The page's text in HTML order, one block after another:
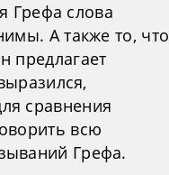
Грефа слова
А также то, что
предлагает
сравнения
всю
Грефа.